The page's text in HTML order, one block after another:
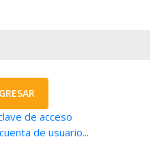
de acceso
de usuario...